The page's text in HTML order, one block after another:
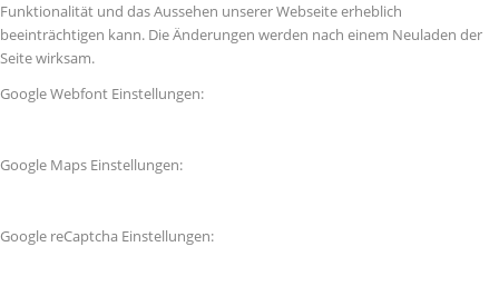
Funktionalität und das Aussehen unserer Webseite erheblich
beeinträchtigen kann. Die Änderungen werden nach einem Neuladen der
Seite wirksam.
Google Webfont Einstellungen:
Google Maps Einstellungen:
Google reCaptcha Einstellungen: